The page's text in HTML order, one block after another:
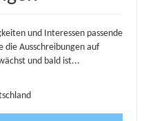
und Interessen passende
die Ausschreibungen auf
und bald ist...